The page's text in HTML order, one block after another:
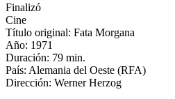
Finalizó
Cine
Título original: Fata Morgana
Año: 1971
Duración: 79 min.
País: Alemania del Oeste (RFA)
Dirección: Werner Herzog